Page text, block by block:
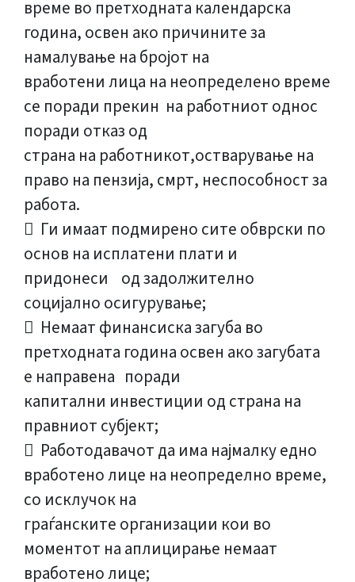
време во претходната календарска
година, освен ако причините за
намалување на бројот на
вработени лица на неопределено време
се поради прекин на работниот однос
поради отказ од
страна на работникот,остварување на
право на пензија, смрт, неспособност за
работа.
 Ги имаат подмирено сите обврски по
основ на исплатени плати и
придонеси од задолжително
социјално осигурување;
 Немаат финансиска загуба во
претходната година освен ако загубата
е направена поради
капитални инвестиции од страна на
правниот субјект;
 Работодавачот да има најмалку едно
вработено лице на неопределно време,
со исклучок на
граѓанските организации кои во
моментот на аплицирање немаат
вработено лице;